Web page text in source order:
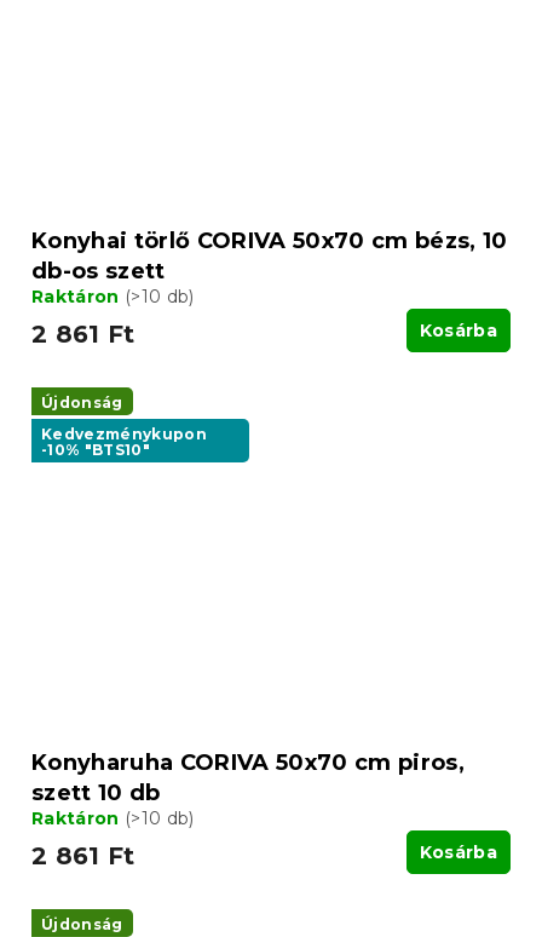
Konyhai törlő CORIVA 50x70 cm bézs, 10
db-os szett
Raktáron (>10 db)
2 861 Ft Kosárba
Újdonság
Kedvezménykupon
-10% "BTS10"
Konyharuha CORIVA 50x70 cm piros,
szett 10 db
Raktáron (>10 db)
2 861 Ft Kosárba
Újdonság